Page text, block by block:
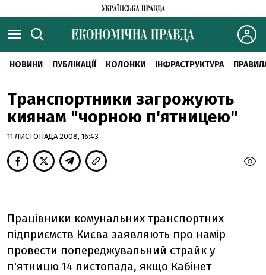
НОВИНИ ПУБЛІКАЦІЇ КОЛОНКИ ІНФРАСТРУКТУРА
Транспортники загрожують
киянам "чорною п'ятницею"
11 ЛИСТОПАДА 2008, 16:43
Працівники комунальних транспортних
підприємств Києва заявляють про намір
провести попереджувальний страйк у
п'ятницю 14 листопада, якщо Кабінет